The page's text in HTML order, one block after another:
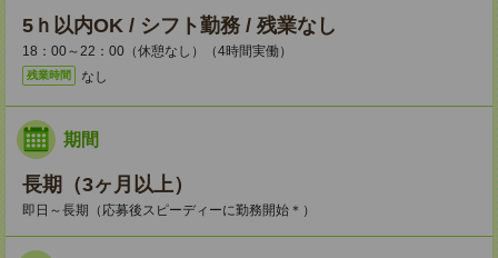
5ｈ以内OK / シフト勤務 / 残業なし
18：00～22：00（休憩なし）（4時間実働）
残業時間 なし
期間
長期（3ヶ月以上）
即日～長期（応募後スピーディーに勤務開始＊）